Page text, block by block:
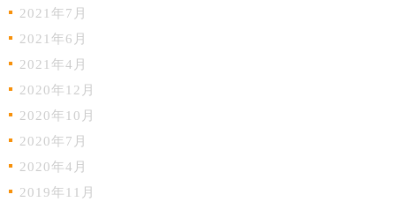
2021年7月
2021年6月
2021年4月
2020年12月
2020年10月
2020年7月
2020年4月
2019年11月